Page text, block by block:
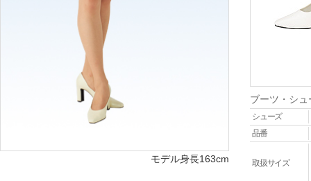
モデル身長163cm
ブーツ・シュ
シューズ
品番
取扱サイズ